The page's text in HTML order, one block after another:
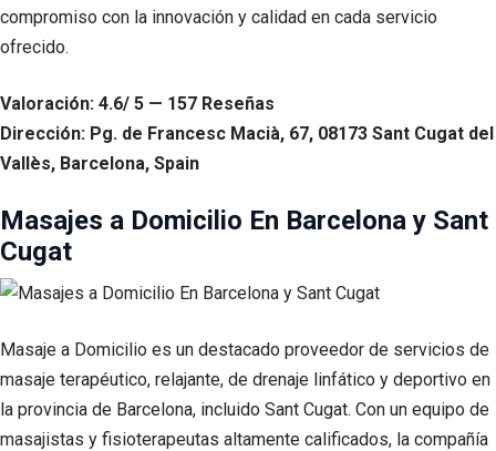
compromiso con la innovación y calidad en cada servicio
ofrecido.
Valoración: 4.6/ 5 — 157 Reseñas
Dirección: Pg. de Francesc Macià, 67, 08173 Sant Cugat del
Vallès, Barcelona, Spain
Masajes a Domicilio En Barcelona y Sant
Cugat
Masaje a Domicilio es un destacado proveedor de servicios de
masaje terapéutico, relajante, de drenaje linfático y deportivo en
la provincia de Barcelona, incluido Sant Cugat. Con un equipo de
masajistas y fisioterapeutas altamente calificados, la compañía